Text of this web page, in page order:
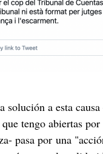
solución a esta
tengo abiertas
pasa por una